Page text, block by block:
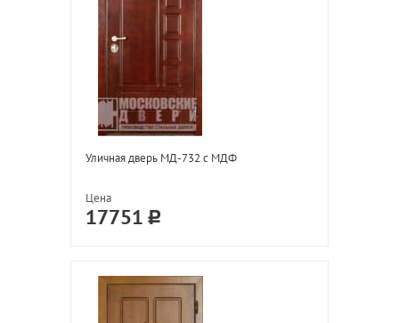
Уличная дверь МД-732 с МДФ
Цена
17751